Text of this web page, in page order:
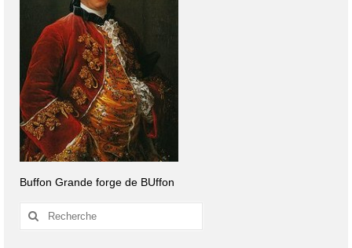
Buffon Grande forge de BUffon
Rechercher